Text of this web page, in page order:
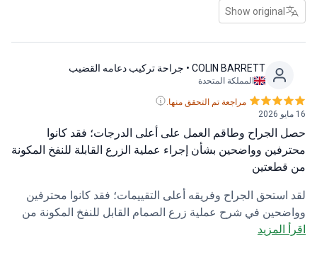
متميزًا. كوني مستعدة لفترة التعافي.
Show original
COLIN BARRETT • جراحة تركيب دعامه القضيب
المملكة المتحدة
مراجعة تم التحقق منها.
الجراح وطاقم العمل على أعلى الدرجات؛ فقد كانوا
وواضحين بشأن إجراء عملية الزرع القابلة للنفخ المكونة
الجراح وفريقه أعلى التقييمات؛ فقد كانوا محترفين
في شرح عملية زرع الصمام القابل للنفخ المكونة من
في هذه المرحلة، لا يزال موضع الشق مؤلمًا بعض